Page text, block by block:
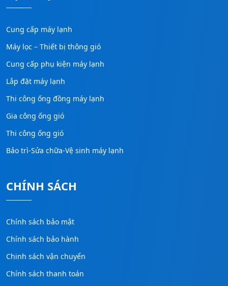
Cung cấp máy lạnh
Máy lọc – Thiết bị thông gió
Cung cấp phụ kiện máy lạnh
Lắp đặt máy lạnh
Thi công ống đồng máy lạnh
Gia công ống gió
Thi công ống gió
Bảo trì-Sửa chữa-Vệ sinh máy lạnh
CHÍNH SÁCH
Chính sách bảo mật
Chính sách bảo hành
Chinh sách vận chuyển
Chính sách thanh toán